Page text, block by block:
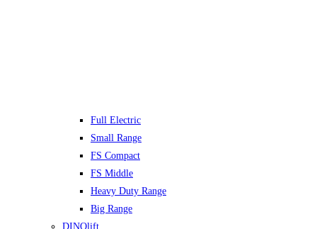
Full Electric
Small Range
FS Compact
FS Middle
Heavy Duty Range
Big Range
DINOlift